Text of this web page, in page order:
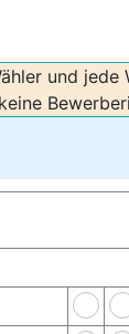
und jede